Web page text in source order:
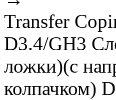
Transfer
D3.4/GH3
ложки)(с
колпачком)